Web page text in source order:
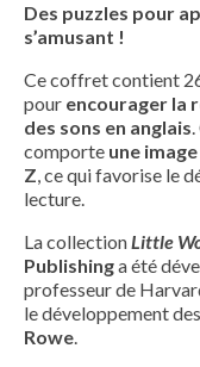
Des puzzles pour
s’amusant !
Ce coffret contient
pour encourager la
des sons en anglais
comporte une
Z, ce qui favorise le
lecture.
La collectionLittle
Publishinga été
professeur de
le développement
Rowe.